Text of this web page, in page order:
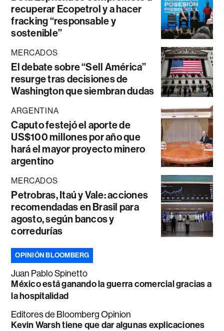
recuperar Ecopetrol y a hacer
fracking “responsable y
sostenible”
MERCADOS
El debate sobre “Sell América”
resurge tras decisiones de
Washington que siembran dudas
ARGENTINA
Caputo festejó el aporte de
US$100 millones por año que
hará el mayor proyecto minero
argentino
MERCADOS
Petrobras, Itaú y Vale: acciones
recomendadas en Brasil para
agosto, según bancos y
corredurías
OPINIÓN BLOOMBERG
Juan Pablo Spinetto
México está ganando la guerra comercial gracias a
la hospitalidad
Editores de Bloomberg Opinion
Kevin Warsh tiene que dar algunas explicaciones